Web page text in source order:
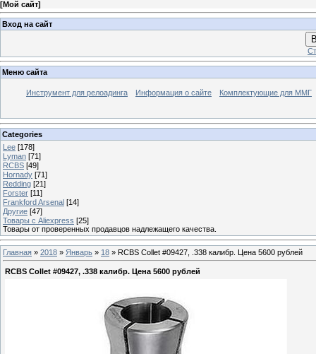
[Мой сайт]
Вход на сайт
Меню сайта
Инструмент для релоадинга Информация о сайте Комплектующие для ММГ
Categories
Lee [178]
Lyman [71]
RCBS [49]
Hornady [71]
Redding [21]
Forster [11]
Frankford Arsenal [14]
Другие [47]
Товары с Aliexpress [25]
Товары от проверенных продавцов надлежащего качества.
Главная » 2018 » Январь » 18 » RCBS Collet #09427, .338 калибр. Цена 5600 рублей
RCBS Collet #09427, .338 калибр. Цена 5600 рублей